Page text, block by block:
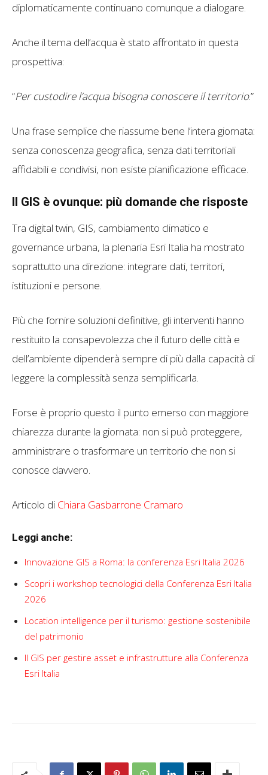
diplomaticamente continuano comunque a dialogare.
Anche il tema dell’acqua è stato affrontato in questa
prospettiva:
“Per custodire l’acqua bisogna conoscere il territorio.”
Una frase semplice che riassume bene l’intera giornata:
senza conoscenza geografica, senza dati territoriali
affidabili e condivisi, non esiste pianificazione efficace.
Il GIS è ovunque: più domande che risposte
Tra digital twin, GIS, cambiamento climatico e
governance urbana, la plenaria Esri Italia ha mostrato
soprattutto una direzione: integrare dati, territori,
istituzioni e persone.
Più che fornire soluzioni definitive, gli interventi hanno
restituito la consapevolezza che il futuro delle città e
dell’ambiente dipenderà sempre di più dalla capacità di
leggere la complessità senza semplificarla.
Forse è proprio questo il punto emerso con maggiore
chiarezza durante la giornata: non si può proteggere,
amministrare o trasformare un territorio che non si
conosce davvero.
Articolo di Chiara Gasbarrone Cramaro
Leggi anche:
Innovazione GIS a Roma: la conferenza Esri Italia 2026
Scopri i workshop tecnologici della Conferenza Esri Italia
2026
Location intelligence per il turismo: gestione sostenibile
del patrimonio
Il GIS per gestire asset e infrastrutture alla Conferenza
Esri Italia